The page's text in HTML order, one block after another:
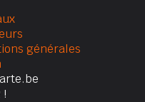
générales
!